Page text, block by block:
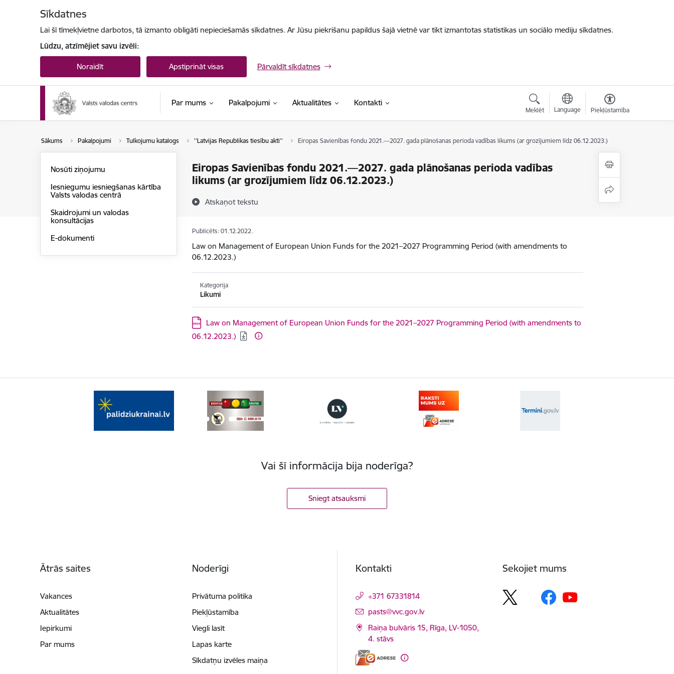
Sīkdatnes
Lai šī tīmekļvietne darbotos, tā izmanto obligāti nepieciešamās sīkdatnes. Ar Jūsu piekrišanu papildus šajā vietnē var tikt izmantotas statistikas un sociālo mediju sīkdatnes.
Lūdzu, atzīmējiet savu izvēli:
Noraidīt Apstiprināt visas Pārvaldīt sīkdatnes
Par mums Pakalpojumi Aktualitātes Kontakti
Meklēt Language Piekļūstamība
Sākums Pakalpojumi Tulkojumu katalogs ''Latvijas Republikas tiesību akti'' Eiropas Savienības fondu 2021.—2027. gada plānošanas perioda vadības likums (ar grozījumiem līdz 06.12.2023.)
Eiropas Savienības fondu 2021.—2027. gada plānošanas perioda vadības
likums (ar grozījumiem līdz 06.12.2023.)
Atskaņot tekstu
Nosūti ziņojumu
Iesniegumu iesniegšanas kārtība
Valsts valodas centrā
Skaidrojumi un valodas
konsultācijas
E-dokumenti
Publicēts: 01.12.2022.
Law on Management of European Union Funds for the 2021–2027 Programming Period (with amendments to
06.12.2023.)
Kategorija
Likumi
Lejupielādēt:
Law on Management of European Union Funds for the 2021–2027 Programming Period (with amendments to
06.12.2023.)
Vai šī informācija bija noderīga?
Sniegt atsauksmi
Ātrās saites
Vakances
Aktualitātes
Iepirkumi
Par mums
Noderīgi
Privātuma politika
Piekļūstamība
Viegli lasīt
Lapas karte
Sīkdatņu izvēles maiņa
Kontakti
+371 67331814
E-pasts:
pasts@vvc.gov.lv
Raiņa bulvāris 15, Rīga, LV-1050,
4. stāvs
Sekojiet mums